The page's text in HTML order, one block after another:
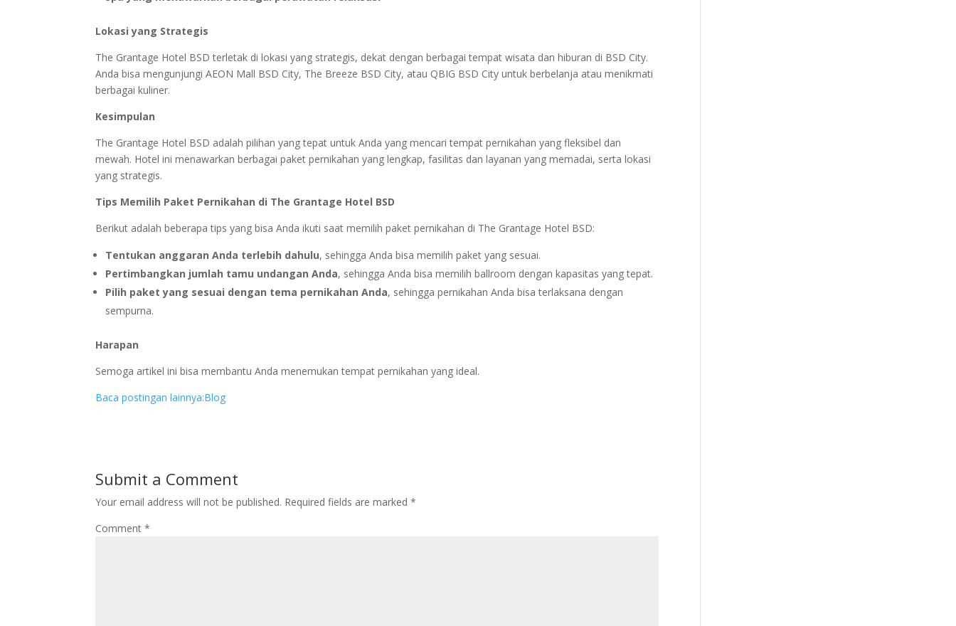
Lokasi yang Strategis
The Grantage Hotel BSD terletak di lokasi yang strategis, dekat dengan berbagai tempat wisata dan hiburan di BSD City.
Anda bisa mengunjungi AEON Mall BSD City, The Breeze BSD City, atau QBIG BSD City untuk berbelanja atau menikmati
berbagai kuliner.
Kesimpulan
The Grantage Hotel BSD adalah pilihan yang tepat untuk Anda yang mencari tempat pernikahan yang fleksibel dan
mewah. Hotel ini menawarkan berbagai paket pernikahan yang lengkap, fasilitas dan layanan yang memadai, serta lokasi
yang strategis.
Tips Memilih Paket Pernikahan di The Grantage Hotel BSD
Berikut adalah beberapa tips yang bisa Anda ikuti saat memilih paket pernikahan di The Grantage Hotel BSD:
Tentukan anggaran Anda terlebih dahulu, sehingga Anda bisa memilih paket yang sesuai.
Pertimbangkan jumlah tamu undangan Anda, sehingga Anda bisa memilih ballroom dengan kapasitas yang tepat.
Pilih paket yang sesuai dengan tema pernikahan Anda, sehingga pernikahan Anda bisa terlaksana dengan
sempurna.
Harapan
Semoga artikel ini bisa membantu Anda menemukan tempat pernikahan yang ideal.
Baca postingan lainnya:Blog
Submit a Comment
Your email address will not be published. Required fields are marked*
Comment*